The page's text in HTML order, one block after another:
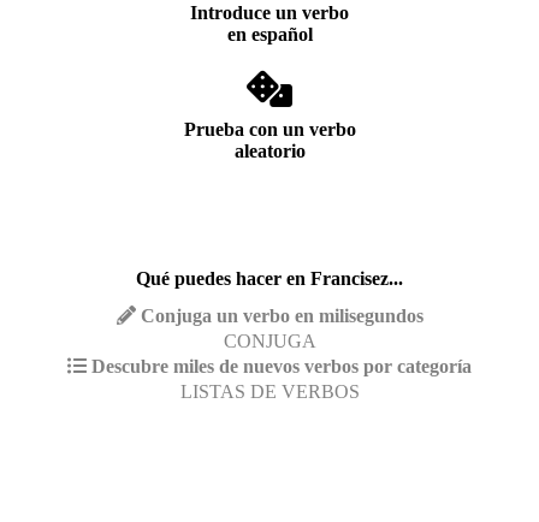
Introduce un verbo
en español
Prueba con un verbo
aleatorio
Qué puedes hacer en Francisez...
Conjuga un verbo en milisegundos
CONJUGA
Descubre miles de nuevos verbos por categoría
LISTAS DE VERBOS